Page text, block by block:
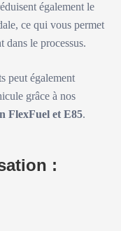
également le
ce qui vous permet
dans le processus.
peut également
grâce à nos
FlexFuel et E85.
: